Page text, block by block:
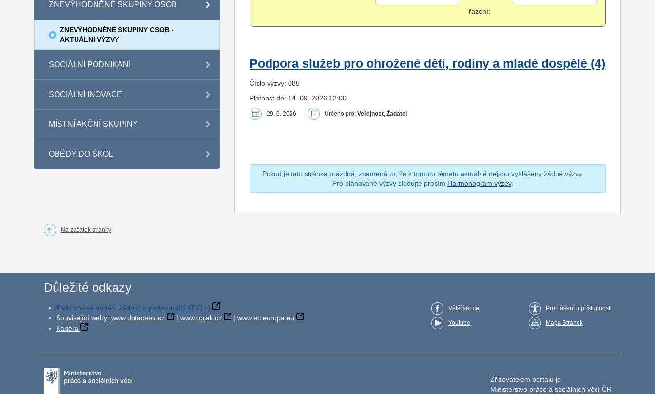
ZNEVÝHODNĚNÉ SKUPINY OSOB
ZNEVÝHODNĚNÉ SKUPINY OSOB -
AKTUÁLNÍ VÝZVY
SOCIÁLNÍ PODNIKÁNÍ
SOCIÁLNÍ INOVACE
MÍSTNÍ AKČNÍ SKUPINY
OBĚDY DO ŠKOL
řazení:
Podpora služeb pro ohrožené děti, rodiny a mladé dospělé (4)
Číslo výzvy: 085
Platnost do: 14. 09. 2026 12:00
29. 6. 2026 Určeno pro:Veřejnost, Žadatel
Pokud je tato stránka prázdná, znamená to, že k tomuto tématu aktuálně nejsou vyhlášeny žádné výzvy.
Pro plánované výzvy sledujte prosím Harmonogram výzev.
Na začátek stránky
Důležité odkazy
Elektronické podání žádosti o podporu (IS KP21+)
Související weby: www.dotaceeu.cz | www.opjak.cz | www.ec.europa.eu
Kariéra
Větší šance
Youtube
Prohlášení o přístupnosti
Mapa Stránek
Zřizovatelem portálu je
Ministerstvo práce a sociálních věcí ČR